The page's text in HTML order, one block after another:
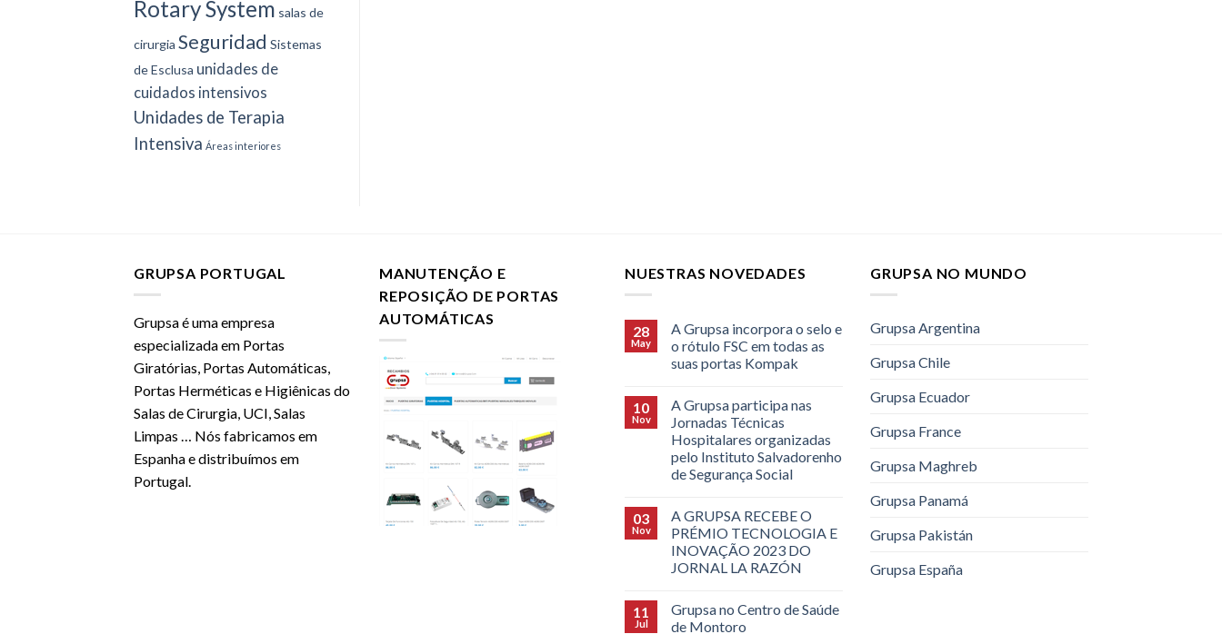
Rotary System salas de
cirurgia Seguridad Sistemas
de Esclusa unidades de
cuidados intensivos
Unidades de Terapia
Intensiva Áreas interiores
GRUPSA PORTUGAL
Grupsa é uma empresa
especializada em Portas
Giratórias, Portas Automáticas,
Portas Herméticas e Higiênicas do
Salas de Cirurgia, UCI, Salas
Limpas … Nós fabricamos em
Espanha e distribuímos em
Portugal.
MANUTENÇÃO E
REPOSIÇÃO DE PORTAS
AUTOMÁTICAS
NUESTRAS NOVEDADES
28
May
A Grupsa incorpora o selo e
o rótulo FSC em todas as
suas portas Kompak
10
Nov
A Grupsa participa nas
Jornadas Técnicas
Hospitalares organizadas
pelo Instituto Salvadorenho
de Segurança Social
03
Nov
A GRUPSA RECEBE O
PRÉMIO TECNOLOGIA E
INOVAÇÃO 2023 DO
JORNAL LA RAZÓN
11
Jul
Grupsa no Centro de Saúde
de Montoro
GRUPSA NO MUNDO
Grupsa Argentina
Grupsa Chile
Grupsa Ecuador
Grupsa France
Grupsa Maghreb
Grupsa Panamá
Grupsa Pakistán
Grupsa España